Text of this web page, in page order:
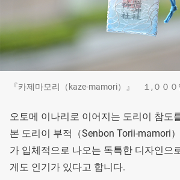
『카제마모리（kaze-mamori）』 １,０００
오토메 이나리로 이어지는 도리이 참도
본 도리이 부적（Senbon Torii-mamori
가 입체적으로 나오는 독특한 디자인으
게도 인기가 있다고 합니다.